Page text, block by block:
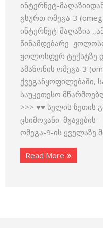
ინტერნეტ-
გსურთ ომეგა-3
ინტერნეტ-მაღაზია
წინამდებარე
ჟოლოსფერ ტექსტზე
ამაზონის ომეგა-3
ქვეგანყოფილებაში,
საუკეთესო
>>> ♥♥ სელის ზეთის
ცხიმოვანი მჟავების
ომეგა-9-ის ყველაზე
Read More